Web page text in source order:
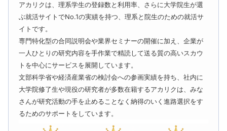
アカリクは、理系学生の登録数と利用率、さらに大学院生が選
ぶ就活サイトでNo.1の実績を持つ、理系と院生のための就活サ
イトです。
専門特化型の合同説明会や業界セミナーの開催に加え、企業が
一人ひとりの研究内容を手作業で精読して送る質の高いスカウ
トを中心にサービスを展開しています。
文部科学省や経済産業省の検討会への参画実績を持ち、社内に
大学院修了生や現役の研究者が多数在籍するアカリクは、みな
さんが研究活動の手を止めることなく納得のいく進路選択をす
るためのサポートをしています。